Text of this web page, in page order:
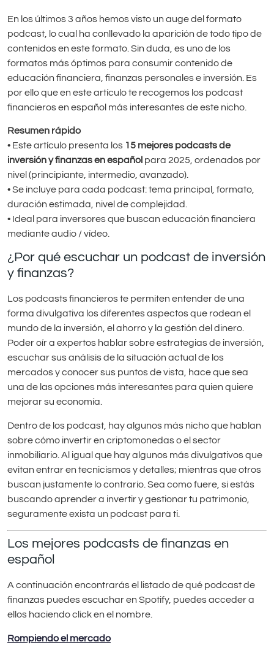
En los últimos 3 años hemos visto un auge del formato
podcast, lo cual ha conllevado la aparición de todo tipo de
contenidos en este formato. Sin duda, es uno de los
formatos más óptimos para consumir contenido de
educación financiera, finanzas personales e inversión. Es
por ello que en este artículo te recogemos los podcast
financieros en español más interesantes de este nicho.
Resumen rápido
• Este artículo presenta los 15 mejores podcasts de
inversión y finanzas en español para 2025, ordenados por
nivel (principiante, intermedio, avanzado).
• Se incluye para cada podcast: tema principal, formato,
duración estimada, nivel de complejidad.
• Ideal para inversores que buscan educación financiera
mediante audio / vídeo.
¿Por qué escuchar un podcast de inversión
y finanzas?
Los podcasts financieros te permiten entender de una
forma divulgativa los diferentes aspectos que rodean el
mundo de la inversión, el ahorro y la gestión del dinero.
Poder oír a expertos hablar sobre estrategias de inversión,
escuchar sus análisis de la situación actual de los
mercados y conocer sus puntos de vista, hace que sea
una de las opciones más interesantes para quien quiere
mejorar su economía.
Dentro de los podcast, hay algunos más nicho que hablan
sobre cómo invertir en criptomonedas o el sector
inmobiliario. Al igual que hay algunos más divulgativos que
evitan entrar en tecnicismos y detalles; mientras que otros
buscan justamente lo contrario. Sea como fuere, si estás
buscando aprender a invertir y gestionar tu patrimonio,
seguramente exista un podcast para ti.
Los mejores podcasts de finanzas en
español
A continuación encontrarás el listado de qué podcast de
finanzas puedes escuchar en Spotify, puedes acceder a
ellos haciendo click en el nombre.
Rompiendo el mercado